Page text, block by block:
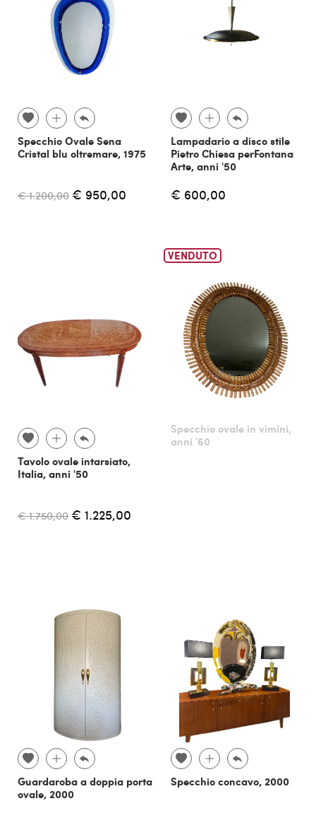
Specchio Ovale Sena
Cristal blu oltremare, 1975
€ 1.200,00 € 950,00
Lampadario a disco stile
Pietro Chiesa perFontana
Arte, anni '50
€ 600,00
Tavolo ovale intarsiato,
Italia, anni '50
€ 1.750,00 € 1.225,00
VENDUTO
Specchio ovale in vimini,
anni '60
Guardaroba a doppia porta
ovale, 2000
Specchio concavo, 2000